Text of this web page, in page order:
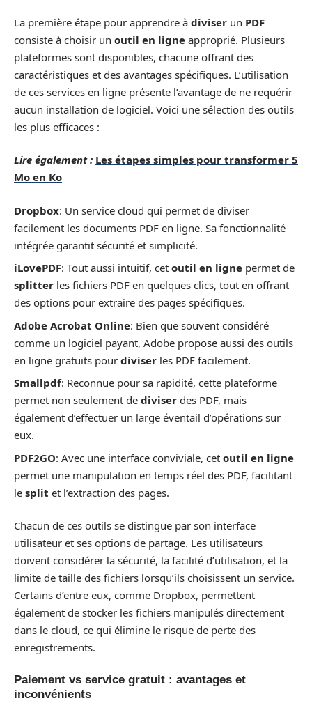
La première étape pour apprendre à diviser un PDF
consiste à choisir un outil en ligne approprié. Plusieurs
plateformes sont disponibles, chacune offrant des
caractéristiques et des avantages spécifiques. L’utilisation
de ces services en ligne présente l’avantage de ne requérir
aucun installation de logiciel. Voici une sélection des outils
les plus efficaces :
Lire également : Les étapes simples pour transformer 5
Mo en Ko
Dropbox: Un service cloud qui permet de diviser
facilement les documents PDF en ligne. Sa fonctionnalité
intégrée garantit sécurité et simplicité.
iLovePDF: Tout aussi intuitif, cet outil en ligne permet de
splitter les fichiers PDF en quelques clics, tout en offrant
des options pour extraire des pages spécifiques.
Adobe Acrobat Online: Bien que souvent considéré
comme un logiciel payant, Adobe propose aussi des outils
en ligne gratuits pour diviser les PDF facilement.
Smallpdf: Reconnue pour sa rapidité, cette plateforme
permet non seulement de diviser des PDF, mais
également d’effectuer un large éventail d’opérations sur
eux.
PDF2GO: Avec une interface conviviale, cet outil en ligne
permet une manipulation en temps réel des PDF, facilitant
le split et l’extraction des pages.
Chacun de ces outils se distingue par son interface
utilisateur et ses options de partage. Les utilisateurs
doivent considérer la sécurité, la facilité d’utilisation, et la
limite de taille des fichiers lorsqu’ils choisissent un service.
Certains d’entre eux, comme Dropbox, permettent
également de stocker les fichiers manipulés directement
dans le cloud, ce qui élimine le risque de perte des
enregistrements.
Paiement vs service gratuit : avantages et
inconvénients